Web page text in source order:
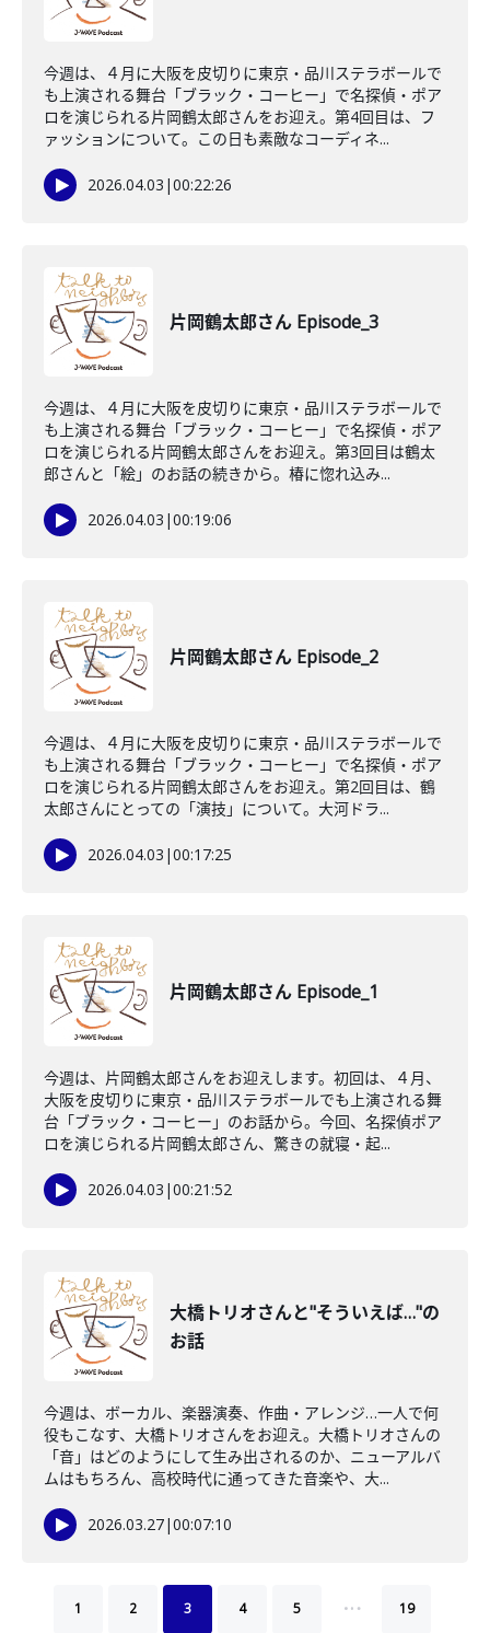
今週は、４月に大阪を皮切りに東京・品川ステラボールで
も上演される舞台「ブラック・コーヒー」で名探偵・ポア
ロを演じられる片岡鶴太郎さんをお迎え。第4回目は、フ
ァッションについて。この日も素敵なコーディネ...
2026.04.03 |00:22:26
片岡鶴太郎さん Episode_3
今週は、４月に大阪を皮切りに東京・品川ステラボールで
も上演される舞台「ブラック・コーヒー」で名探偵・ポア
ロを演じられる片岡鶴太郎さんをお迎え。第3回目は鶴太
郎さんと「絵」のお話の続きから。椿に惚れ込み...
2026.04.03 |00:19:06
片岡鶴太郎さん Episode_2
今週は、４月に大阪を皮切りに東京・品川ステラボールで
も上演される舞台「ブラック・コーヒー」で名探偵・ポア
ロを演じられる片岡鶴太郎さんをお迎え。第2回目は、鶴
太郎さんにとっての「演技」について。大河ドラ...
2026.04.03 |00:17:25
片岡鶴太郎さん Episode_1
今週は、片岡鶴太郎さんをお迎えします。初回は、４月、
大阪を皮切りに東京・品川ステラボールでも上演される舞
台「ブラック・コーヒー」のお話から。今回、名探偵ポア
ロを演じられる片岡鶴太郎さん、驚きの就寝・起...
2026.04.03 |00:21:52
大橋トリオさんと"そういえば…"の
お話
今週は、ボーカル、楽器演奏、作曲・アレンジ…一人で何
役もこなす、大橋トリオさんをお迎え。大橋トリオさんの
「音」はどのようにして生み出されるのか、ニューアルバ
ムはもちろん、高校時代に通ってきた音楽や、大...
2026.03.27|00:07:10
1 2 3 4 5 … 19